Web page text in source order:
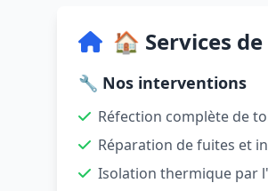
🏠 Services
🔧 Nos interventions
Réfection complète de
Réparation de fuites et
Isolation thermique par